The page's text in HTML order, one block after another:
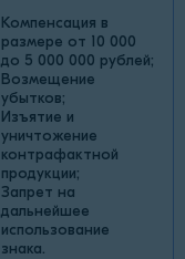
Компенсация в
размере от 10 000
до 5 000 000 рублей;
Возмещение
убытков;
Изъятие и
уничтожение
контрафактной
продукции;
Запрет на
дальнейшее
использование
знака.